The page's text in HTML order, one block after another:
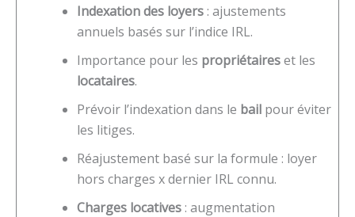
Indexation des loyers : ajustements
annuels basés sur l’indice IRL.
Importance pour les propriétaireset les
locataires.
Prévoir l’indexation dans le bail pour éviter
les litiges.
Réajustement basé sur la formule : loyer
hors charges x dernier IRL connu.
Charges locatives : augmentation